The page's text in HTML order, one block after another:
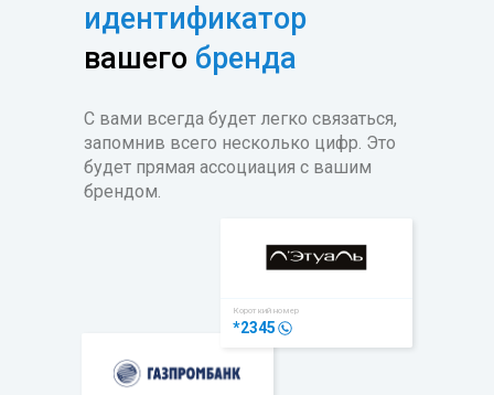
идентификатор
вашего бренда
С вами всегда будет легко связаться,
запомнив всего несколько цифр. Это
будет прямая ассоциация с вашим
брендом.
*2345
Короткий номер